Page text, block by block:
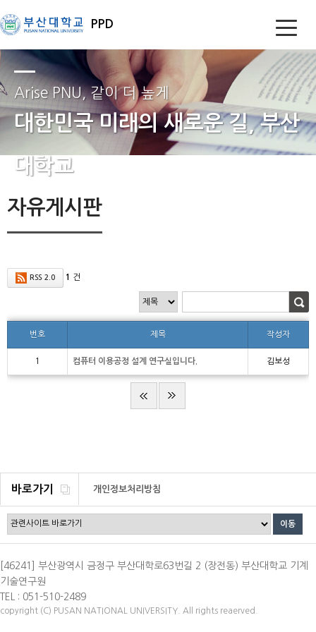
PPD
Arise PNU, 같이 더 높게
대한민국 미래의 새로운 길, 부산
대학교
자유게시판
RSS 2.0 1 건
번호 제목 작성자
1 컴퓨터 이용공정 설계 연구실입니다. 김보성
바로가기 개인정보처리방침
[46241] 부산광역시 금정구 부산대학로63번길 2 (장전동) 부산대학교 기계
기술연구원
TEL : 051-510-2489
copyright (C) PUSAN NATIONAL UNIVERSITY. All rights reaerved.